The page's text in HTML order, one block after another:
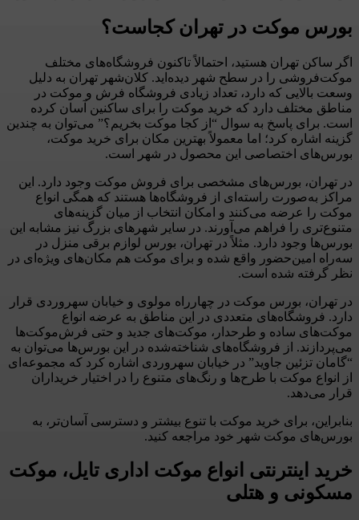
بورس موکت در تهران کجاست؟
اگر ساکن تهران هستید، احتمالاً تاکنون فروشگاه‌های مختلف
موکت‌فروشی را در سطح شهر دیده‌اید. کلان‌شهر تهران به دلیل
وسعت بالایی که دارد، تعداد زیادی فروشگاه فرش و موکت در
مناطق مختلف دارد که خرید موکت را برای ساکنین آسان کرده
است. برای پاسخ به سوال “از کجا موکت بخریم؟” می‌توان به چندین
گزینه اشاره کرد؛ اما معمولاً بهترین مکان برای خرید موکت،
بورس‌های اختصاصی این محصول در شهر است.
در تهران، بورس‌های مشخصی برای فروش موکت وجود دارد. این
مراکز به‌صورت راسته‌ای از فروشگاه‌ها هستند که همگی انواع
موکت را عرضه می‌کنند و امکان انتخاب از میان گزینه‌های
متنوع‌تری را فراهم می‌آورند. در سایر شهرهای بزرگ نیز مشابه این
بورس‌ها وجود دارد. مثلاً در تهران، بورس لوازم برقی منزل در
سه‌راه امین‌حضور واقع شده و برای موکت هم مکان‌های ویژه‌ای در
نظر گرفته شده است.
در تهران، بورس موکت در چهارراه مولوی و خیابان سهروردی قرار
دارد. فروشگاه‌های متعددی در این مناطق به عرضه انواع
موکت‌های ساده و طرحدار، موکت‌های جدید و حتی فرش‌موکت‌ها
می‌پردازند. از فروشگاه‌های شناخته‌شده در این بورس‌ها می‌توان به
“گامان تزئین جاوید” در خیابان سهروردی اشاره کرد که مجموعه‌ای
از انواع موکت با طرح‌ها و رنگ‌های متنوع را در اختیار خریداران
قرار می‌دهد.
بنابراین، برای خرید موکت با تنوع بیشتر و دسترسی آسان‌تر، به
بورس‌های موکت شهر خود مراجعه کنید.
خرید اینترنتی انواع موکت اداری تایل، موکت
مسکونی و هتلی